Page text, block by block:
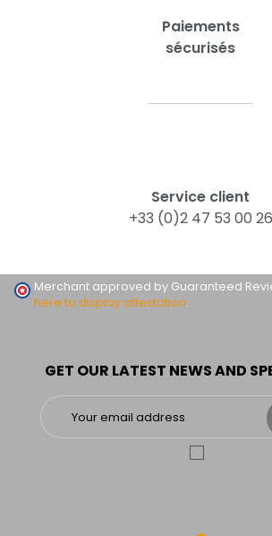
Paiements
sécurisés
Service client
+33 (0)2 47 53 00 26
GET OUR LATEST NEWS AND
Merchant approved by Guaranteed
here to display attestation.